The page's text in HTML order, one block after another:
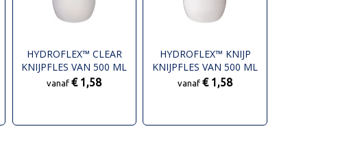
HYDROFLEX™ CLEAR
KNIJPFLES VAN 500 ML
vanaf€ 1,58
HYDROFLEX™ KNIJP
KNIJPFLES VAN 500 ML
vanaf€ 1,58